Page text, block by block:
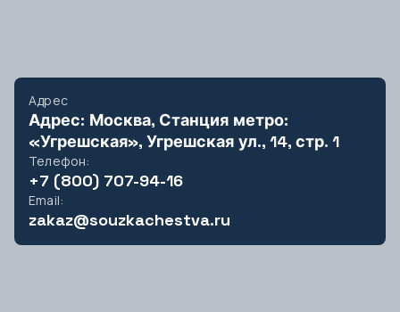
Адрес
Адрес: Москва, Станция метро:
«Угрешская», Угрешская ул., 14, стр. 1
Телефон:
+7 (800) 707-94-16
Email:
zakaz@souzkachestva.ru
М
Магадан
Магас
Магнитогорск
Майкоп